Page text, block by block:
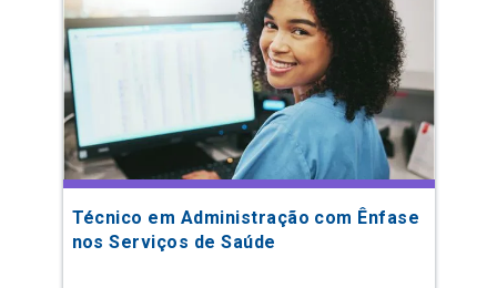
Técnico em Administração com Ênfase
nos Serviços de Saúde